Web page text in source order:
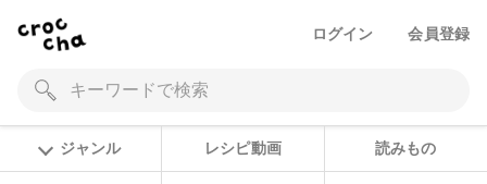
ログイン 会員登録
ジャンル レシピ動画 読みもの